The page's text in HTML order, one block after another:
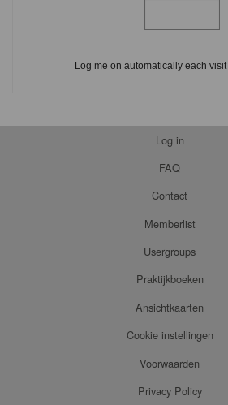
Log me on automatically each visit
Log in
FAQ
Contact
Memberlist
Usergroups
Praktijkboeken
Ansichtkaarten
Cookie instellingen
Voorwaarden
Privacy Policy